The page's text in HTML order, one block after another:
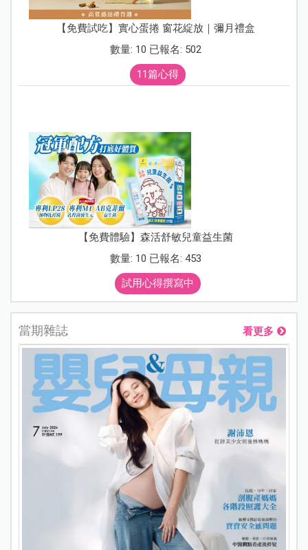
【免費試吃】實心蛋捲 窗花綻放｜彌月禮盒
數量: 10 已報名: 502
11篇心得
【免費體驗】森活舒敏兒童益生菌
數量: 10 已報名: 453
試用心得撰寫中
當期雜誌 看更多